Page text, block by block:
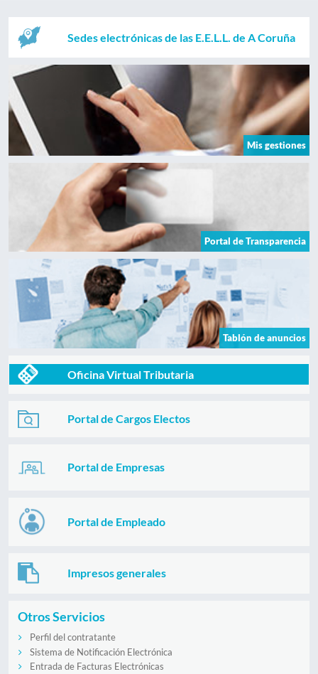
Sedes electrónicas de las E.E.L.L. de A Coruña
Mis gestiones
Portal de Transparencia
Tablón de anuncios
Oficina Virtual Tributaria
Portal de Cargos Electos
Portal de Empresas
Portal de Empleado
Impresos generales
Otros Servicios
Perfil del contratante
Sistema de Notificación Electrónica
Entrada de Facturas Electrónicas